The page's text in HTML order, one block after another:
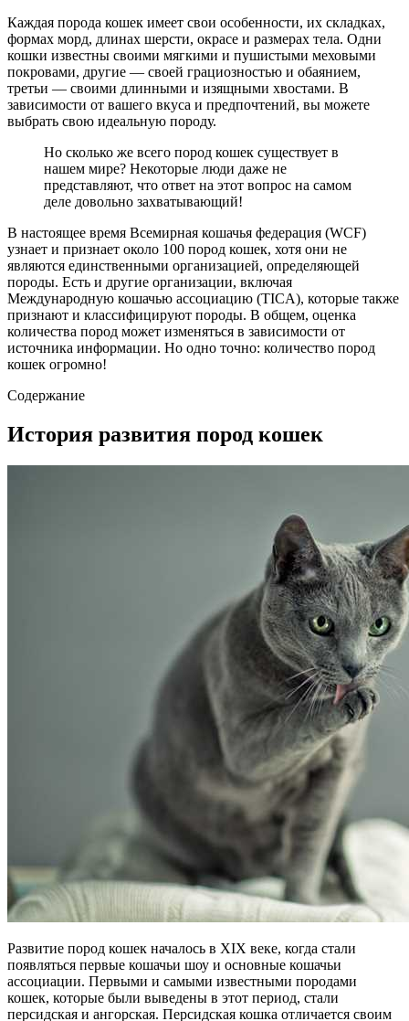
Каждая порода кошек имеет свои особенности, их складках,
формах морд, длинах шерсти, окрасе и размерах тела. Одни
кошки известны своими мягкими и пушистыми меховыми
покровами, другие — своей грациозностью и обаянием,
третьи — своими длинными и изящными хвостами. В
зависимости от вашего вкуса и предпочтений, вы можете
выбрать свою идеальную породу.
Но сколько же всего пород кошек существует в
нашем мире? Некоторые люди даже не
представляют, что ответ на этот вопрос на самом
деле довольно захватывающий!
В настоящее время Всемирная кошачья федерация (WCF)
узнает и признает около 100 пород кошек, хотя они не
являются единственными организацией, определяющей
породы. Есть и другие организации, включая
Международную кошачью ассоциацию (TICA), которые также
признают и классифицируют породы. В общем, оценка
количества пород может изменяться в зависимости от
источника информации. Но одно точно: количество пород
кошек огромно!
Содержание
История развития пород кошек
Развитие пород кошек началось в XIX веке, когда стали
появляться первые кошачьи шоу и основные кошачьи
ассоциации. Первыми и самыми известными породами
кошек, которые были выведены в этот период, стали
персидская и ангорская. Персидская кошка отличается своим